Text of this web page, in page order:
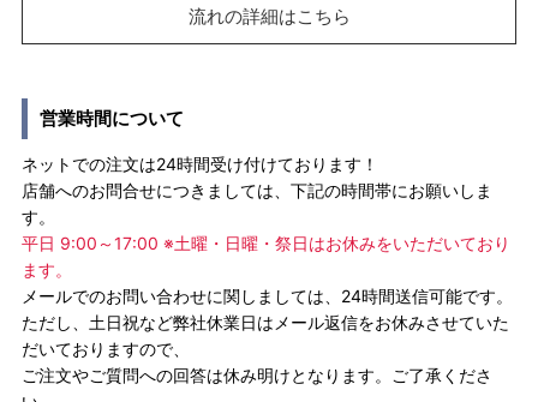
流れの詳細はこちら
営業時間について
ネットでの注文は24時間受け付けております！
店舗へのお問合せにつきましては、下記の時間帯にお願いしま
す。
平日 9:00～17:00 ※土曜・日曜・祭日はお休みをいただいており
ます。
メールでのお問い合わせに関しましては、24時間送信可能です。
ただし、土日祝など弊社休業日はメール返信をお休みさせていた
だいておりますので、
ご注文やご質問への回答は休み明けとなります。ご了承くださ